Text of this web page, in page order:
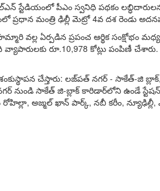
స్టేడియంలో పీఎం స్వనిధి పథకం
మంత్రి ఢిల్లీ మెట్రో 4వ దశ రెండు
వల్ల ఏర్పడిన ప్రపంచ ఆర్థిక సంక్షోభం
వ్యాపారులకు రూ.10,978 కోట్లు పంపిణీ
చేస్తారు: లజ్‌పత్ నగర్ - సాకేత్-జి
సాకేత్ జి-బ్లాక్ కారిడార్‌లోని ఉండే
అజ్మల్ ఖాన్ పార్క్, నబీ కరీం,